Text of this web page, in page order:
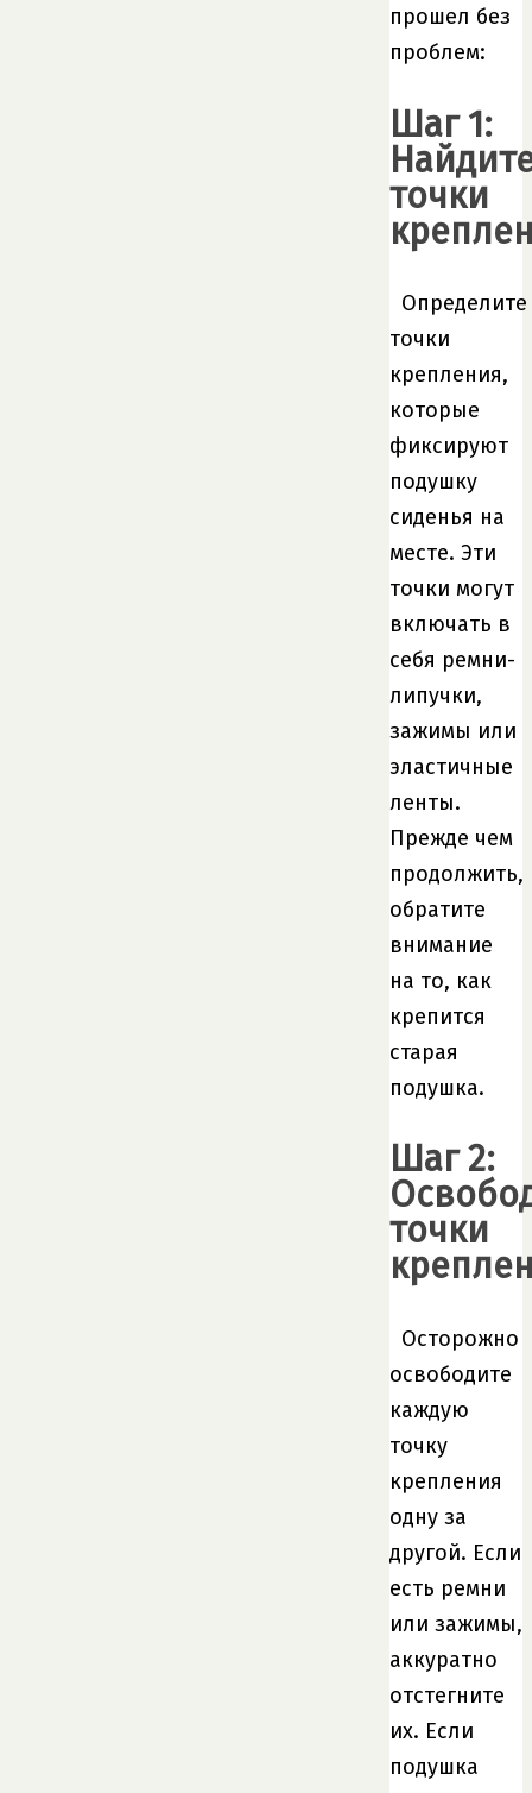
прошел без
проблем:
Шаг 1:
точки
Определите
точки
крепления,
которые
фиксируют
подушку
сиденья на
месте. Эти
точки могут
включать в
себя ремни-
липучки,
зажимы или
эластичные
ленты.
Прежде чем
продолжить,
обратите
внимание
на то, как
крепится
старая
подушка.
Шаг 2:
точки
Осторожно
освободите
каждую
точку
крепления
одну за
другой. Если
есть ремни
или зажимы,
аккуратно
отстегните
их. Если
подушка